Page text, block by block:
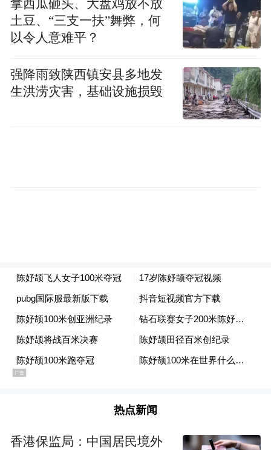
在本次冠军赛中，半决赛和预赛在同一天进
制较为新奇，可以让她在决赛日更好地调动
状态。
陈妤颉（中）在半决赛比赛中。
值得一提的是，陈妤颉在日照的三枪比赛都
遇到了逆风的情况。“可能我比较招逆风，以
米赛场。”在半决赛结束后，陈妤颉说，逆风
有助于实力的提升，多跑逆风能带动自己的
拿西瓜砸头、大盘鸡放不放
土豆、“三支一扶”舞弊，何
以令人意难平？
强降雨致陕西镇安县多地发
生洪涝灾害，基础设施损毁
热点新闻
香港保监局：中国居民境外